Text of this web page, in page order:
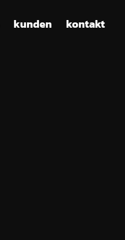
kunden kontakt